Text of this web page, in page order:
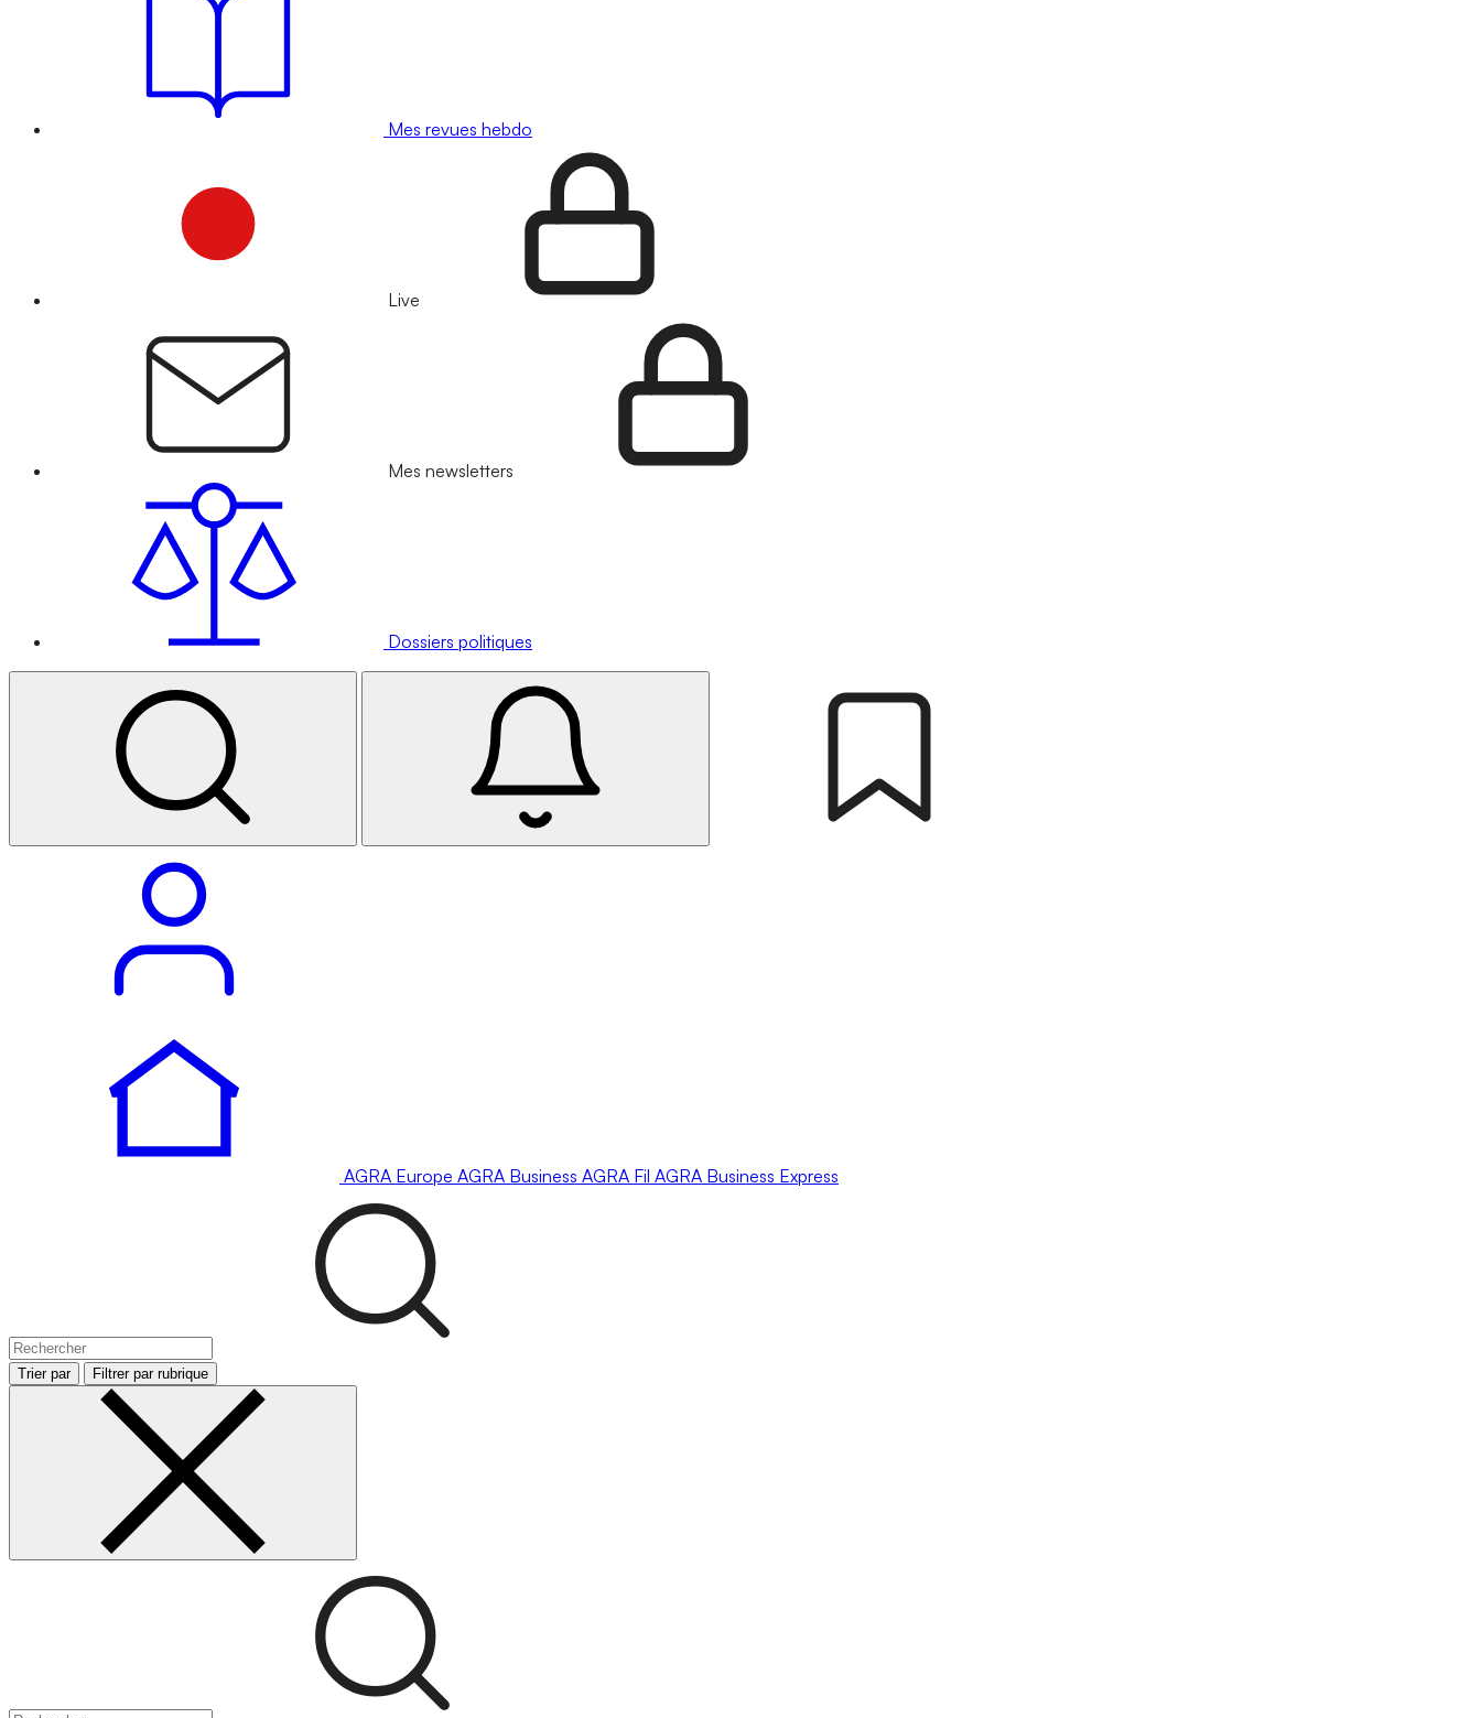
Mes revues hebdo
Live
Mes newsletters
Dossiers politiques
AGRA Europe AGRA Business AGRA Fil AGRA Business Express
Trier par Filtrer par rubrique